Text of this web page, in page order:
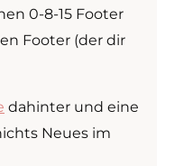
0-8-15 Footer
Footer (der dir
dahinter und eine
Neues im